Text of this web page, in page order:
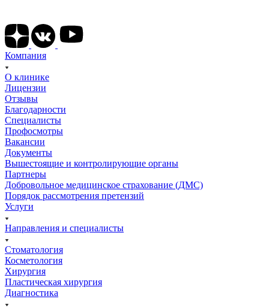
Компания
О клинике
Лицензии
Отзывы
Благодарности
Специалисты
Профосмотры
Вакансии
Документы
Вышестоящие и контролирующие органы
Партнеры
Добровольное медицинское страхование (ДМС)
Порядок рассмотрения претензий
Услуги
Направления и специалисты
Стоматология
Косметология
Хирургия
Пластическая хирургия
Диагностика